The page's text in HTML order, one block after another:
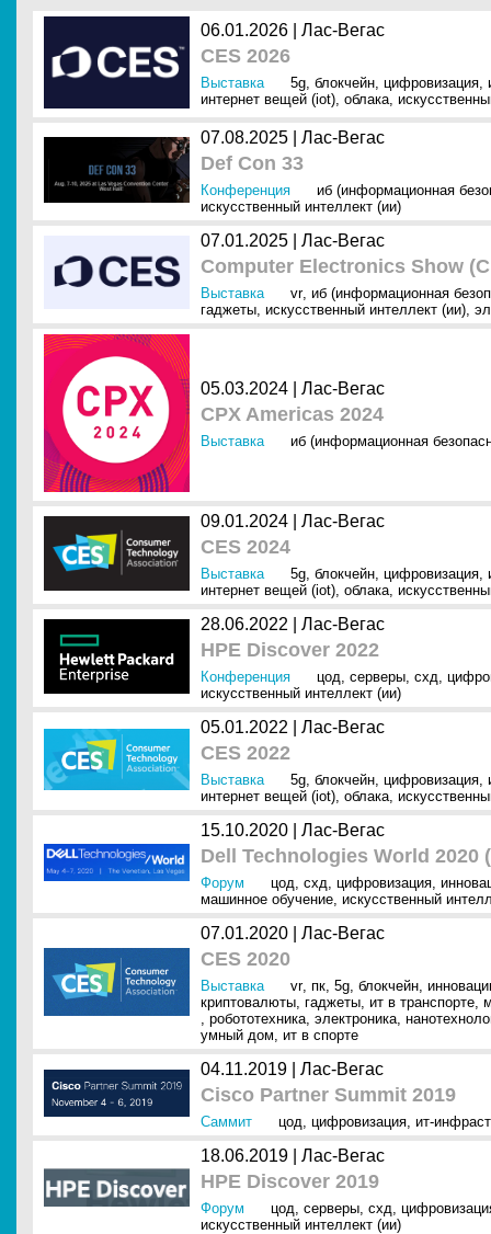
06.01.2026 | Лас-Вегас
CES 2026
Выставка 5g, блокчейн, цифровизация,
интернет вещей (iot), облака,
07.08.2025 | Лас-Вегас
Def Con 33
Конференция
иб (информационная
искусственный интеллект (ии)
07.01.2025 | Лас-Вегас
Computer Electronics Show
Выставка vr, иб (информационная
гаджеты, искусственный интеллект (ии),
05.03.2024 | Лас-Вегас
CPX Americas 2024
Выставка иб (информационная
09.01.2024 | Лас-Вегас
CES 2024
Выставка 5g, блокчейн, цифровизация,
интернет вещей (iot), облака,
28.06.2022 | Лас-Вегас
HPE Discover 2022
Конференция цод, серверы, схд,
искусственный интеллект (ии)
05.01.2022 | Лас-Вегас
CES 2022
Выставка 5g, блокчейн, цифровизация,
интернет вещей (iot), облака,
15.10.2020 | Лас-Вегас
Dell Technologies World 2020
Форум цод, схд, цифровизация,
машинное обучение, искусственный
07.01.2020 | Лас-Вегас
CES 2020
Выставка vr, пк, 5g, блокчейн,
криптовалюты, гаджеты, ит в транспорте,
, робототехника, электроника,
умный дом, ит в спорте
04.11.2019 | Лас-Вегас
Cisco Partner Summit 2019
Саммит цод, цифровизация, ит-
18.06.2019 | Лас-Вегас
HPE Discover 2019
Форум цод, серверы, схд,
искусственный интеллект (ии)